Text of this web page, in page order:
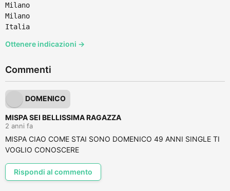
Milano
Milano
Italia
Ottenere indicazioni →
Commenti
DOMENICO
MISPA SEI BELLISSIMA RAGAZZA
2 anni fa
MISPA CIAO COME STAI SONO DOMENICO 49 ANNI SINGLE TI
VOGLIO CONOSCERE
Rispondi al commento